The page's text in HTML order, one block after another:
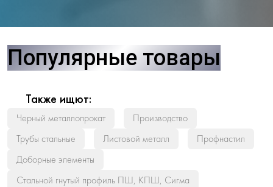
Популярные товары
Также ищют:
Черный металлопрокат
Производство
Трубы стальные
Листовой металл
Профнастил
Доборные элементы
Стальной гнутый профиль ПШ, КПШ, Сигма